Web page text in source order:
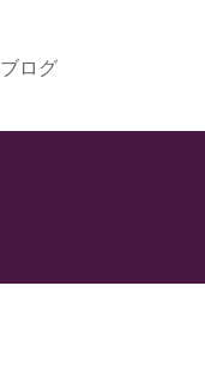
ブログ